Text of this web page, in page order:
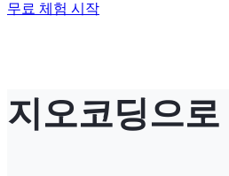
무료 체험 시작
지오코딩으